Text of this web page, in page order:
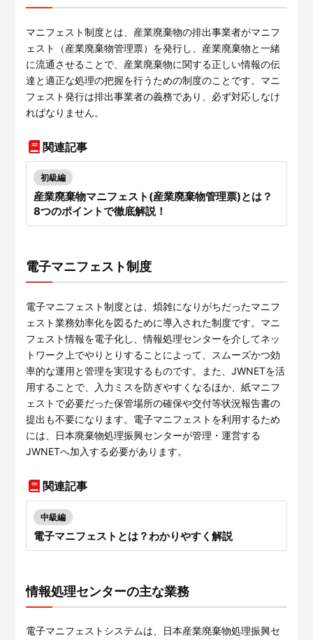
マニフェスト制度とは、産業廃棄物の排出事業者がマニフ
ェスト（産業廃棄物管理票）を発行し、産業廃棄物と一緒
に流通させることで、産業廃棄物に関する正しい情報の伝
達と適正な処理の把握を行うための制度のことです。マニ
フェスト発行は排出事業者の義務であり、必ず対応しなけ
ればなりません。
関連記事
初級編
産業廃棄物マニフェスト(産業廃棄物管理票)とは？
8つのポイントで徹底解説！
電子マニフェスト制度
電子マニフェスト制度とは、煩雑になりがちだったマニフ
ェスト業務効率化を図るために導入された制度です。マニ
フェスト情報を電子化し、情報処理センターを介してネッ
トワーク上でやりとりすることによって、スムーズかつ効
率的な運用と管理を実現するものです。また、JWNETを活
用することで、入力ミスを防ぎやすくなるほか、紙マニフ
ェストで必要だった保管場所の確保や交付等状況報告書の
提出も不要になります。電子マニフェストを利用するため
には、日本廃棄物処理振興センターが管理・運営する
JWNETへ加入する必要があります。
関連記事
中級編
電子マニフェストとは？わかりやすく解説
情報処理センターの主な業務
電子マニフェストシステムは、日本産業廃棄物処理振興セ